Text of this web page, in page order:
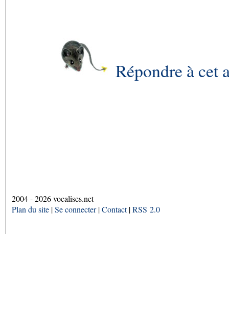
Répondre à cet
2004 - 2026 vocalises.net
Plan du site |Se connecter|Contact|RSS 2.0